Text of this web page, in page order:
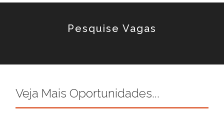
Pesquise Vagas
Veja Mais Oportunidades...